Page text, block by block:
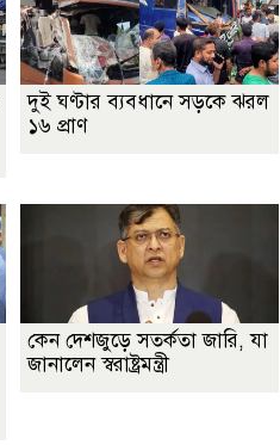
দুই ঘণ্টার ব্যবধানে সড়কে ঝরল
১৬ প্রাণ
কেন দেশজুড়ে সতর্কতা জারি, যা
জানালেন স্বরাষ্ট্রমন্ত্রী